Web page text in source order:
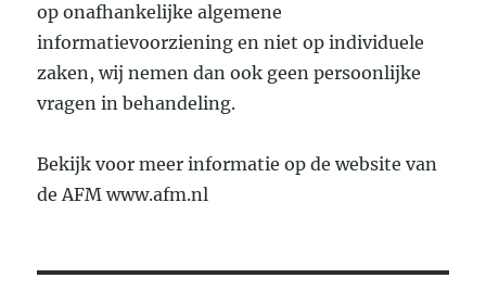
op onafhankelijke algemene
informatievoorziening en niet op individuele
zaken, wij nemen dan ook geen persoonlijke
vragen in behandeling.
Bekijk voor meer informatie op de website van
de AFM www.afm.nl